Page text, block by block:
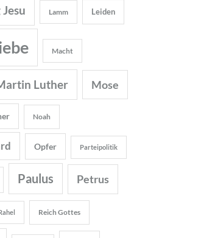
Lamm Leiden
Macht
Luther Mose
Noah
Opfer Parteipolitik
Paulus Petrus
Reich Gottes